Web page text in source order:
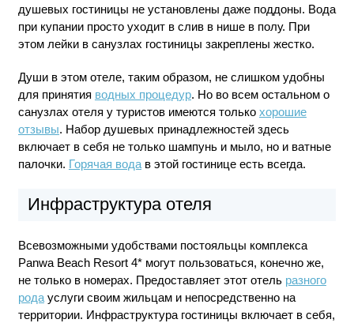
душевых гостиницы не установлены даже поддоны. Вода
при купании просто уходит в слив в нише в полу. При
этом лейки в санузлах гостиницы закреплены жестко.
Души в этом отеле, таким образом, не слишком удобны
для принятия водных процедур. Но во всем остальном о
санузлах отеля у туристов имеются только хорошие
отзывы. Набор душевых принадлежностей здесь
включает в себя не только шампунь и мыло, но и ватные
палочки. Горячая водав этой гостинице есть всегда.
Инфраструктура отеля
Всевозможными удобствами постояльцы комплекса
Panwa Beach Resort 4* могут пользоваться, конечно же,
не только в номерах. Предоставляет этот отель разного
родауслуги своим жильцам и непосредственно на
территории. Инфраструктура гостиницы включает в себя,